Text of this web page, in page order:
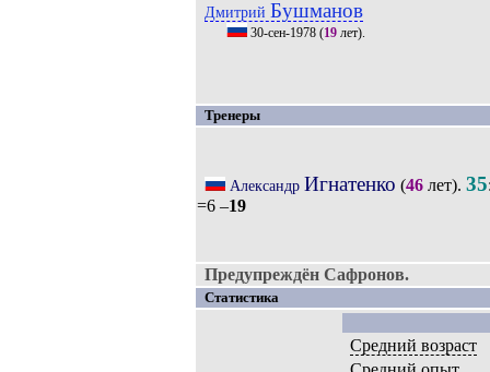
Дмитрий Бушманов
30-сен-1978(19лет).
Тренеры
Александр Игнатенко (46лет). 35
=6 –19
Предупреждён Сафронов.
Статистика
Средний возраст